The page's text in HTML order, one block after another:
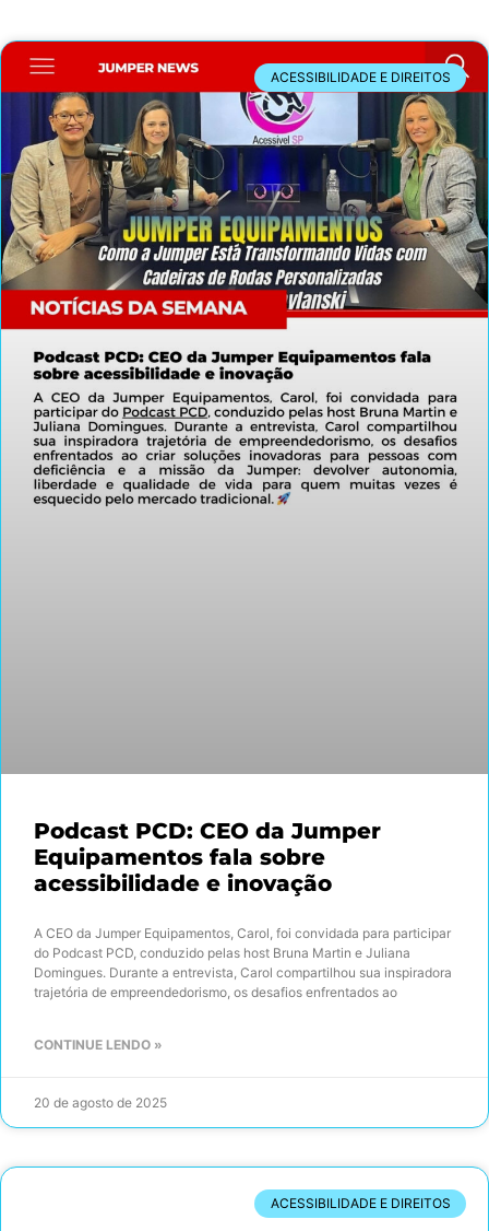
ACESSIBILIDADE E DIREITOS
Podcast PCD: CEO da Jumper
Equipamentos fala sobre
acessibilidade e inovação
A CEO da Jumper Equipamentos, Carol, foi convidada para participar
do Podcast PCD, conduzido pelas host Bruna Martin e Juliana
Domingues. Durante a entrevista, Carol compartilhou sua inspiradora
trajetória de empreendedorismo, os desafios enfrentados ao
CONTINUE LENDO »
20 de agosto de 2025
ACESSIBILIDADE E DIREITOS